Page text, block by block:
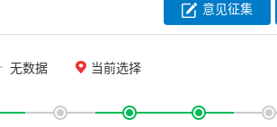
意见征集
无数据 当前选择